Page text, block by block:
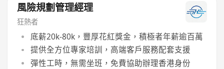
風險規劃管理經理
狂熱者
底薪20k-80k，豐厚花紅獎金，積極者年薪逾百萬
提供全方位專家培訓，高端客戶服務配套支援
彈性工時，無需坐班，免費協助辦理香港身份